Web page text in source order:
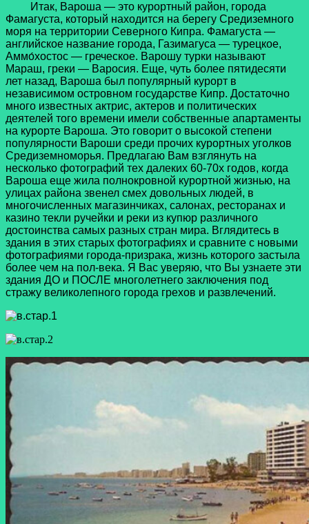
Итак, Вароша — это курортный район, города
Фамагуста, который находится на берегу Средиземного
моря на территории Северного Кипра. Фамагуста —
английское название города, Газимагуса — турецкое,
Аммо́хостос — греческое. Варошу турки называют
Мараш, греки — Варосия. Еще, чуть более пятидесяти
лет назад, Вароша был популярный курорт в
независимом островном государстве Кипр. Достаточно
много известных актрис, актеров и политических
деятелей того времени имели собственные апартаменты
на курорте Вароша. Это говорит о высокой степени
популярности Вароши среди прочих курортных уголков
Средиземноморья. Предлагаю Вам взглянуть на
несколько фотографий тех далеких 60-70х годов, когда
Вароша еще жила полнокровной курортной жизнью, на
улицах района звенел смех довольных людей, в
многочисленных магазинчиках, салонах, ресторанах и
казино текли ручейки и реки из купюр различного
достоинства самых разных стран мира. Вглядитесь в
здания в этих старых фотографиях и сравните с новыми
фотографиями города-призрака, жизнь которого застыла
более чем на пол-века. Я Вас уверяю, что Вы узнаете эти
здания ДО и ПОСЛЕ многолетнего заключения под
стражу великолепного города грехов и развлечений.